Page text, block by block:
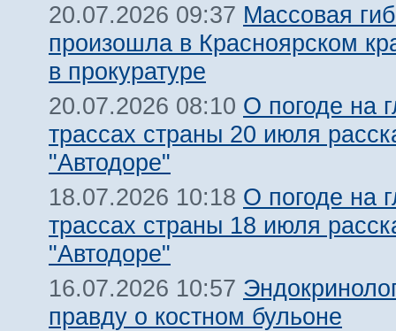
20.07.2026 09:37 Массовая
произошла в Красноярском
в прокуратуре
20.07.2026 08:10 О погоде на
трассах страны 20 июля
"Автодоре"
18.07.2026 10:18 О погоде на
трассах страны 18 июля
"Автодоре"
16.07.2026 10:57
правду о костном бульоне